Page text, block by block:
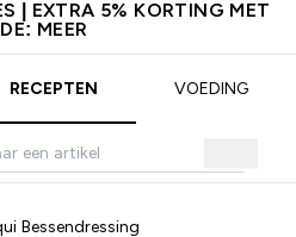
| EXTRA 5% KORTING MET
MEER
RECEPTEN VOEDING
Bessendressing